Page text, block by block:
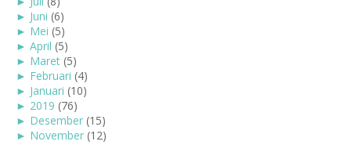
► Juni (6)
► Mei (5)
► April (5)
► Maret (5)
► Februari (4)
► Januari (10)
► 2019 (76)
► Desember (15)
► November (12)